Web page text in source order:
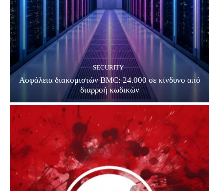
SECURITY
Ασφάλεια διακομιστών BMC: 24.000 σε κίνδυνο από
διαρροή κωδικών